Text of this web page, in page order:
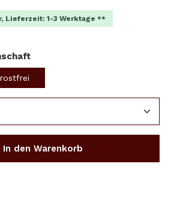
Lieferzeit: 1-3 Werktage **
auswählen
rostfrei
In den Warenkorb